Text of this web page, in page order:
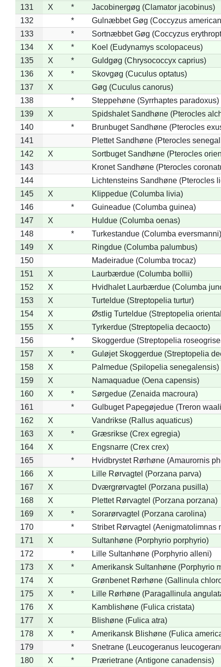
131
X *
Jacobinergøg (Clamator jacobinus)
132
*
Gulnæbbet Gøg (Coccyzus
133
*
Sortnæbbet Gøg (Coccyzus
134
X *
Koel (Eudynamys scolopaceus)
135
X *
Guldgøg (Chrysococcyx caprius)
136
X *
Skovgøg (Cuculus optatus)
137
X
Gøg (Cuculus canorus)
138
*
Steppehøne (Syrrhaptes paradoxus)
139
X
Spidshalet Sandhøne (Pterocles
140
*
Brunbuget Sandhøne (Pterocles
141
Plettet Sandhøne (Pterocles
142
X
Sortbuget Sandhøne (Pterocles
143
Kronet Sandhøne (Pterocles
144
Lichtensteins Sandhøne (Pterocles
145
X
Klippedue (Columba livia)
146
*
Guineadue (Columba guinea)
147
X
Huldue (Columba oenas)
148
*
Turkestandue (Columba eversmanni)
149
X
Ringdue (Columba palumbus)
150
Madeiradue (Columba trocaz)
151
X
Laurbærdue (Columba bollii)
152
X
Hvidhalet Laurbærdue (Columba
153
X
Turteldue (Streptopelia turtur)
154
X
Østlig Turteldue (Streptopelia
155
X
Tyrkerdue (Streptopelia decaocto)
156
*
Skoggerdue (Streptopelia
157
X *
Guløjet Skoggerdue (Streptopelia
158
X
Palmedue (Spilopelia senegalensis)
159
X
Namaquadue (Oena capensis)
160
X *
Sørgedue (Zenaida macroura)
161
*
Gulbuget Papegøjedue (Treron
162
X
Vandrikse (Rallus aquaticus)
163
X *
Græsrikse (Crex egregia)
164
X
Engsnarre (Crex crex)
165
*
Hvidbrystet Rørhøne (Amaurornis
166
X
Lille Rørvagtel (Porzana parva)
167
X
Dværgrørvagtel (Porzana pusilla)
168
X
Plettet Rørvagtel (Porzana porzana)
169
X *
Sorarørvagtel (Porzana carolina)
170
*
Stribet Rørvagtel (Aenigmatolimnas
171
X
Sultanhøne (Porphyrio porphyrio)
172
*
Lille Sultanhøne (Porphyrio alleni)
173
X *
Amerikansk Sultanhøne (Porphyrio
174
X
Grønbenet Rørhøne (Gallinula
175
X *
Lille Rørhøne (Paragallinula
176
X
Kamblishøne (Fulica cristata)
177
X
Blishøne (Fulica atra)
178
X *
Amerikansk Blishøne (Fulica
179
*
Snetrane (Leucogeranus
180
X *
Prærietrane (Antigone canadensis)